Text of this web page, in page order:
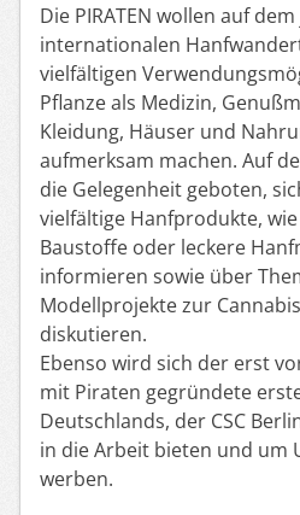
Die PIRATEN wollen auf
internationalen
vielfältigen
Pflanze als Medizin,
Kleidung, Häuser und
aufmerksam machen. Auf
die Gelegenheit geboten,
vielfältige Hanfprodukte,
Baustoffe oder leckere
informieren sowie über
Modellprojekte zur
diskutieren.
Ebenso wird sich der erst
mit Piraten gegründete
Deutschlands, der CSC
in die Arbeit bieten und um
werben.